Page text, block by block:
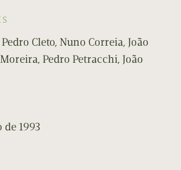
Cleto, Nuno Correia, João
Pedro Petracchi, João
de 1993